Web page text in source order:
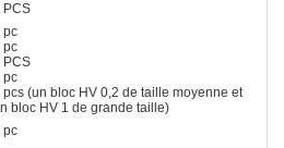
PCS
pc
pc
PCS
pc
pcs (un bloc HV 0,2 de taille moyenne et
bloc HV 1 de grande taille)
pc